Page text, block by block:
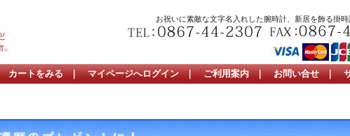
お祝いに素敵な文字名入れした腕時計、新居を飾る掛
カートをみる ｜ マイページへログイン ｜ ご利用案内 ｜ お問い合せ ｜